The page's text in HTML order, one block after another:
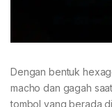
Dengan bentuk
macho dan gagah
tombol yang berada